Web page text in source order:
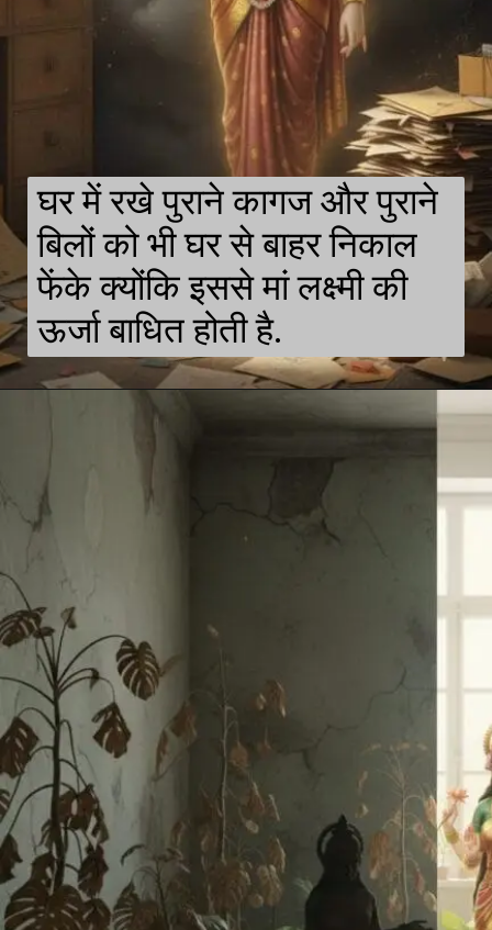
घर में रखे पुराने कागज और पुराने
बिलों को भी घर से बाहर निकाल
फेंके क्योंकि इससे मां लक्ष्मी की
ऊर्जा बाधित होती है.